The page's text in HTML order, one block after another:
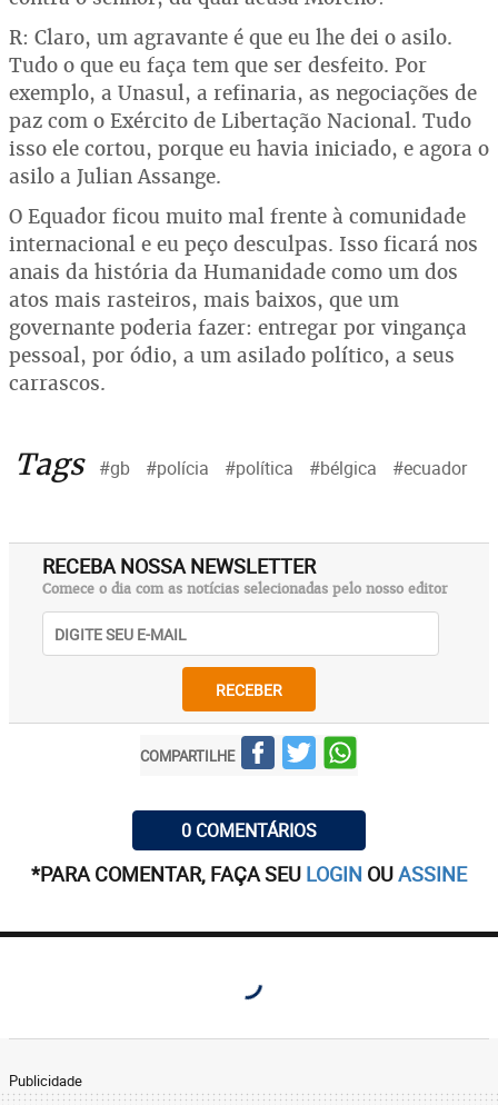
R: Claro, um agravante é que eu lhe dei o asilo.
Tudo o que eu faça tem que ser desfeito. Por
exemplo, a Unasul, a refinaria, as negociações de
paz com o Exército de Libertação Nacional. Tudo
isso ele cortou, porque eu havia iniciado, e agora o
asilo a Julian Assange.
O Equador ficou muito mal frente à comunidade
internacional e eu peço desculpas. Isso ficará nos
anais da história da Humanidade como um dos
atos mais rasteiros, mais baixos, que um
governante poderia fazer: entregar por vingança
pessoal, por ódio, a um asilado político, a seus
carrascos.
Tags #gb #polícia #política #bélgica #ecuador
RECEBA NOSSA NEWSLETTER
Comece o dia com as notícias selecionadas pelo nosso editor
RECEBER
COMPARTILHE
0 COMENTÁRIOS
*PARA COMENTAR, FAÇA SEU LOGIN OUASSINE
Publicidade